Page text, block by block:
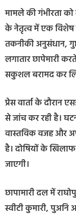
मामले की गंभीरता को
के नेतृत्व में एक विशेष
तकनीकी अनुसंधान,
लगातार छापेमारी
सकुशल बरामद कर
प्रेस वार्ता के दौरान
से जांच कर रही है।
वास्तविक वजह और
है। दोषियों के
जाएगी।
छापामारी दल में
स्वीटी कुमारी,